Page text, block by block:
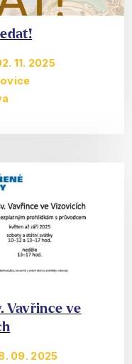
11. 2025
Vavřince ve
09. 2025